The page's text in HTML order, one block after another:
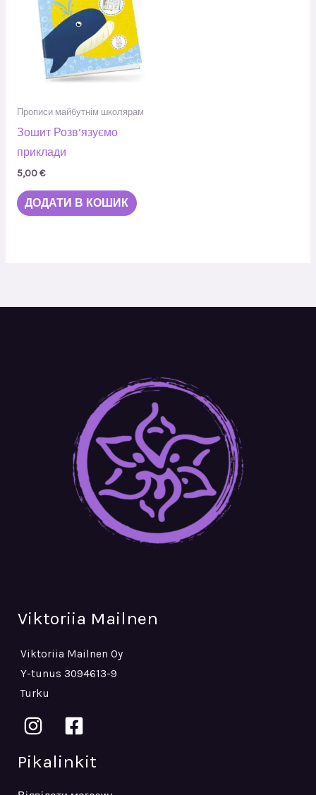
Прописи майбутнім школярам
Зошит Розв’язуємо
приклади
5,00€
ДОДАТИ В КОШИК
Viktoriia Mailnen
Viktoriia Mailnen Oy
Y-tunus 3094613-9
Turku
Pikalinkit